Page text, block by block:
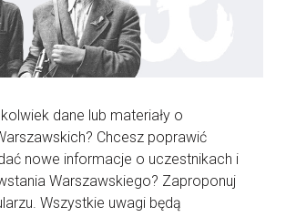
dane lub materiały o
Chcesz poprawić
nowe informacje o uczestnikach i
Warszawskiego? Zaproponuj
Wszystkie uwagi będą